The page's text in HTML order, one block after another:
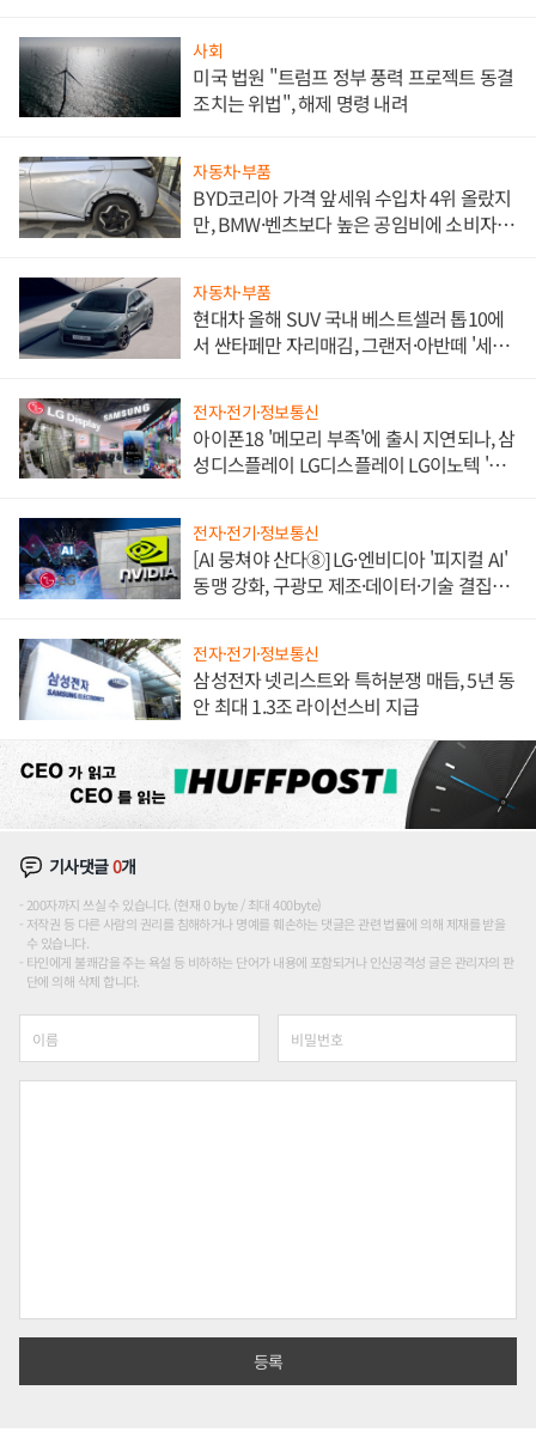
사회
미국 법원 "트럼프 정부 풍력 프로젝트 동결
조치는 위법", 해제 명령 내려
자동차·부품
BYD코리아 가격 앞세워 수입차 4위 올랐지
만, BMW·벤츠보다 높은 공임비에 소비자
자동차·부품
현대차 올해 SUV 국내 베스트셀러 톱10에
서 싼타페만 자리매김, 그랜저·아반떼 '세단
전자·전기·정보통신
아이폰18 '메모리 부족'에 출시 지연되나, 삼
성디스플레이 LG디스플레이 LG이노텍 '탈
전자·전기·정보통신
[AI 뭉쳐야 산다⑧] LG·엔비디아 '피지컬 AI'
동맹 강화, 구광모 제조·데이터·기술 결집
전자·전기·정보통신
삼성전자 넷리스트와 특허분쟁 매듭, 5년 동
안 최대 1.3조 라이선스비 지급
기사댓글0개
200자까지 쓰실 수 있습니다. (현재 0 byte / 최대 400byte)
저작권 등 다른 사람의 권리를 침해하거나 명예를 훼손하는 댓글은 관련 법률에 의해 제재를 받을
수 있습니다.
타인에게 불쾌감을 주는 욕설 등 비하하는 단어가 내용에 포함되거나 인신공격성 글은 관리자의 판
단에 의해 삭제 합니다.